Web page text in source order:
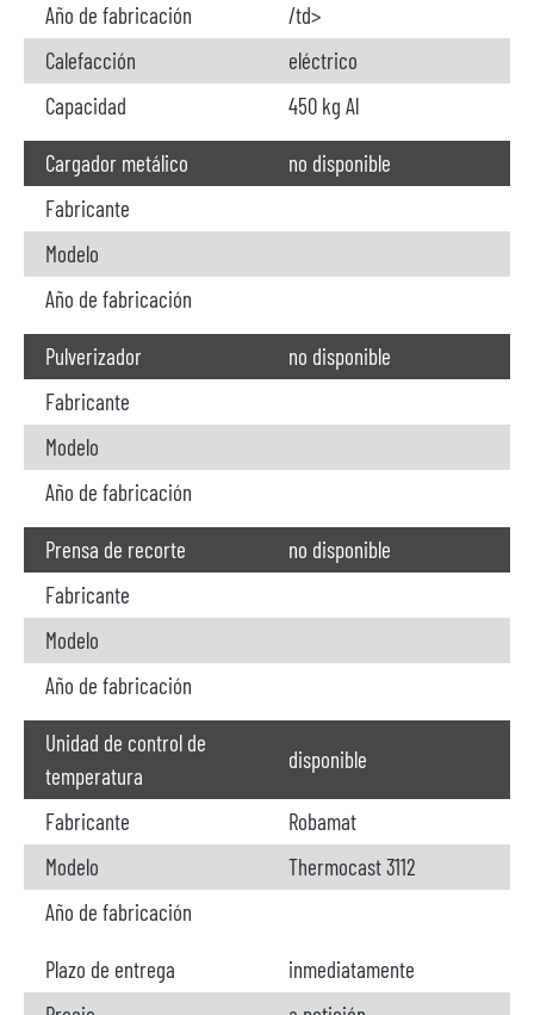
Año de fabricación
/td>
Calefacción
eléctrico
Capacidad
450 kg Al
Cargador metálico
no disponible
Fabricante
Modelo
Año de fabricación
Pulverizador
no disponible
Fabricante
Modelo
Año de fabricación
Prensa de recorte
no disponible
Fabricante
Modelo
Año de fabricación
Unidad de control de
temperatura
disponible
Fabricante
Robamat
Modelo
Thermocast 3112
Año de fabricación
Plazo de entrega
inmediatamente